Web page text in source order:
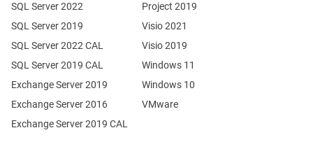
Exchange Server 2019
Exchange Server 2016
SQL Server 2022
SQL Server 2019
SQL Server 2022 CAL
SQL Server 2019 CAL
Exchange Server 2019 CAL
Project 2019
Visio 2021
Visio 2019
Windows 11
Windows 10
VMware